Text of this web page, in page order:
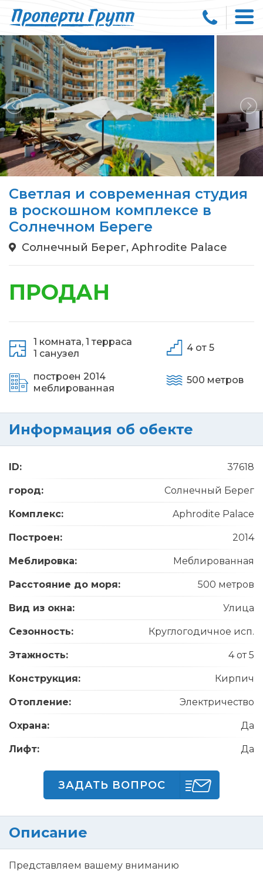
Светлая и современная студия
в роскошном комплексе в
Солнечном Береге
Солнечный Берег, Aphrodite Palace
ПРОДАН
1 комната, 1 терраса
1 санузел
построен 2014
меблированная
4 от 5
500 метров
Информация об обекте
ID: 37618
город: Солнечный Берег
Комплекс: Aphrodite Palace
Построен: 2014
Меблировка: Меблированная
Расстояние до моря: 500 метров
Вид из окна: Улица
Сезонность: Круглогодичное исп.
Этажность: 4 от 5
Конструкция: Кирпич
Отопление: Электричество
Охрана: Да
Лифт: Да
ЗАДАТЬ ВОПРОС
Описание
Представляем вашему вниманию